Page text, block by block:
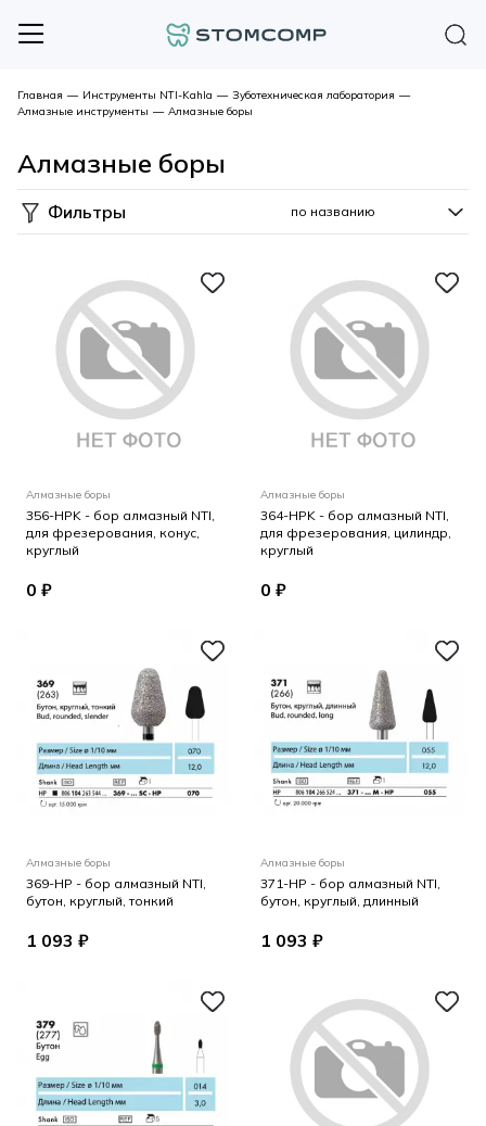
Главная — Инструменты NTI-Kahla — Зуботехническая лаборатория —
Алмазные инструменты — Алмазные боры
Алмазные боры
Фильтры
Алмазные боры
356-HPK - бор алмазный NTI,
для фрезерования, конус,
круглый
0 ₽
Алмазные боры
364-HPK - бор алмазный NTI,
для фрезерования, цилиндр,
круглый
0 ₽
Алмазные боры
369-HP - бор алмазный NTI,
бутон, круглый, тонкий
1 093 ₽
Алмазные боры
371-HP - бор алмазный NTI,
бутон, круглый, длинный
1 093 ₽